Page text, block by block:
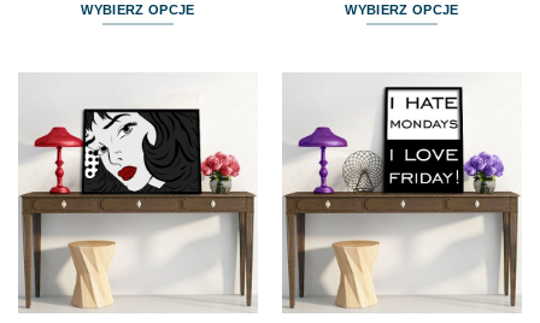
WYBIERZ OPCJE
wiele
wariantów.
Opcje
można
wybrać
produktu
WYBIERZ OPCJE
ma
wiele
wariantów.
Opcje
można
wybrać
produktu